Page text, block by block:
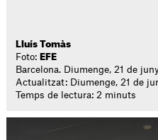
Lluís Tomàs
Foto: EFE
Barcelona. Diumenge, 21 de
Actualitzat: Diumenge, 21 de
Temps de lectura: 2 minuts